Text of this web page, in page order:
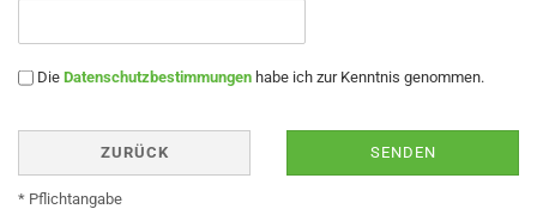
Die Datenschutzbestimmungen habe ich zur Kenntnis genommen.
ZURÜCK SENDEN
* Pflichtangabe